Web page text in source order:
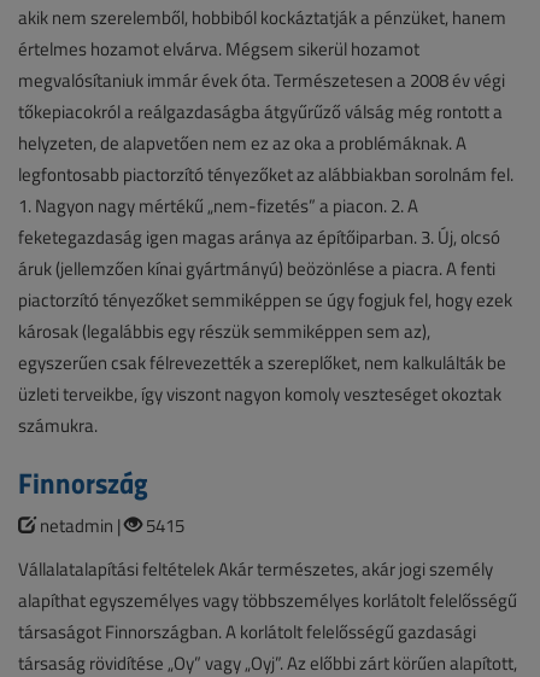
akik nem szerelemből, hobbiból kockáztatják a pénzüket, hanem
értelmes hozamot elvárva. Mégsem sikerül hozamot
megvalósítaniuk immár évek óta. Természetesen a 2008 év végi
tőkepiacokról a reálgazdaságba átgyűrűző válság még rontott a
helyzeten, de alapvetően nem ez az oka a problémáknak. A
legfontosabb piactorzító tényezőket az alábbiakban sorolnám fel.
1. Nagyon nagy mértékű „nem-fizetés” a piacon. 2. A
feketegazdaság igen magas aránya az építőiparban. 3. Új, olcsó
áruk (jellemzően kínai gyártmányú) beözönlése a piacra. A fenti
piactorzító tényezőket semmiképpen se úgy fogjuk fel, hogy ezek
károsak (legalábbis egy részük semmiképpen sem az),
egyszerűen csak félrevezették a szereplőket, nem kalkulálták be
üzleti terveikbe, így viszont nagyon komoly veszteséget okoztak
számukra.
Finnország
netadmin |
5415
Vállalatalapítási feltételek Akár természetes, akár jogi személy
alapíthat egyszemélyes vagy többszemélyes korlátolt felelősségű
társaságot Finnországban. A korlátolt felelősségű gazdasági
társaság rövidítése „Oy” vagy „Oyj”. Az előbbi zárt körűen alapított,